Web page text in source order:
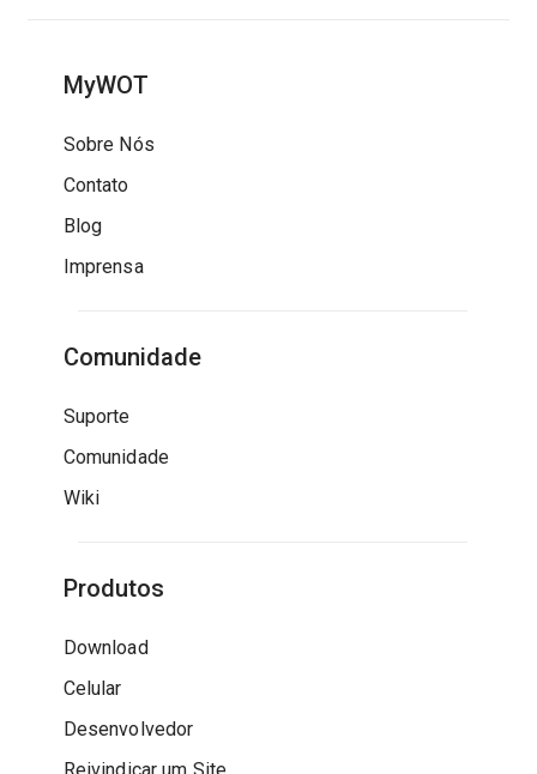
MyWOT
Sobre Nós
Contato
Blog
Imprensa
Comunidade
Suporte
Comunidade
Wiki
Produtos
Download
Celular
Desenvolvedor